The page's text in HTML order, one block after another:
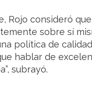
Rojo consideró
sobre sí
política de
hablar de
subrayó.